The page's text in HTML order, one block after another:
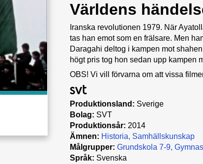
Världens
Iranska revolutionen 1979. När
tas han emot som en frälsare. Men
Daragahi deltog i kampen mot
högt pris tog hon sedan upp kampen
OBS! Vi vill förvarna om att vissa
Produktionsland: Sverige
Bolag: SVT
Produktionsår: 2014
Ämnen: Historia Samhällskunskap
Målgrupper: Grundskola 7-9
Språk: Svenska